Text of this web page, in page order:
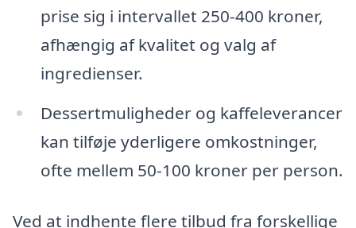
prise sig i intervallet 250-400 kroner,
afhængig af kvalitet og valg af
ingredienser.
Dessertmuligheder og kaffeleverancer
kan tilføje yderligere omkostninger,
ofte mellem 50-100 kroner per person.
Ved at indhente flere tilbud fra forskellige